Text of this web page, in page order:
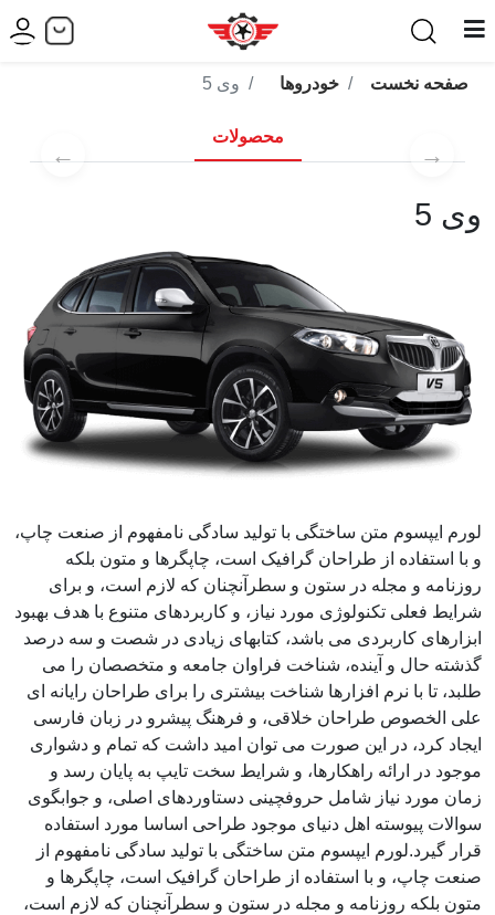
صفحه نخست خودروها وی 5
محصولات
→
←
وی 5
لورم ایپسوم متن ساختگی با تولید سادگی نامفهوم از صنعت چاپ،
و با استفاده از طراحان گرافیک است، چاپگرها و متون بلکه
روزنامه و مجله در ستون و سطرآنچنان که لازم است، و برای
شرایط فعلی تکنولوژی مورد نیاز، و کاربردهای متنوع با هدف بهبود
ابزارهای کاربردی می باشد، کتابهای زیادی در شصت و سه درصد
گذشته حال و آینده، شناخت فراوان جامعه و متخصصان را می
طلبد، تا با نرم افزارها شناخت بیشتری را برای طراحان رایانه ای
علی الخصوص طراحان خلاقی، و فرهنگ پیشرو در زبان فارسی
ایجاد کرد، در این صورت می توان امید داشت که تمام و دشواری
موجود در ارائه راهکارها، و شرایط سخت تایپ به پایان رسد و
زمان مورد نیاز شامل حروفچینی دستاوردهای اصلی، و جوابگوی
سوالات پیوسته اهل دنیای موجود طراحی اساسا مورد استفاده
قرار گیرد.لورم ایپسوم متن ساختگی با تولید سادگی نامفهوم از
صنعت چاپ، و با استفاده از طراحان گرافیک است، چاپگرها و
متون بلکه روزنامه و مجله در ستون و سطرآنچنان که لازم است،